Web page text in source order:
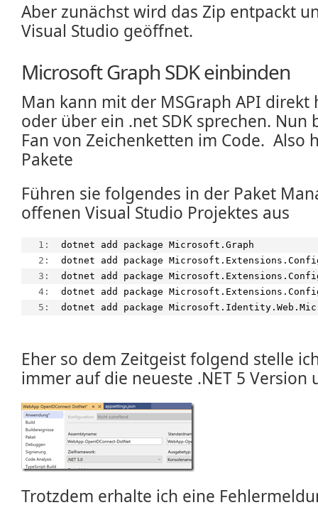
Aber zunächst wird das Zip entpackt
Visual Studio geöffnet.
Microsoft Graph SDK einbinden
Man kann mit der MSGraph API direkt
oder über ein .net SDK sprechen. Nun
Fan von Zeichenketten im Code. Also
Pakete
Führen sie folgendes in der Paket
offenen Visual Studio Projektes aus
   1:
dotnet add package Microsoft.Graph
   2:
dotnet add package
   3:
dotnet add package
   4:
dotnet add package
   5:
dotnet add package
Eher so dem Zeitgeist folgend stelle
immer auf die neueste .NET 5 Version
Trotzdem erhalte ich eine